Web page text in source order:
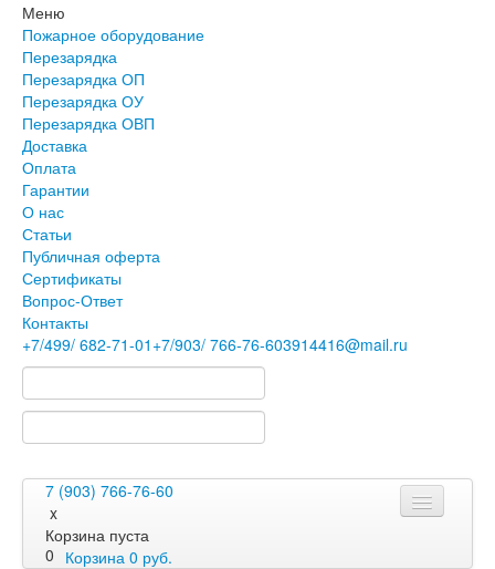
Меню
Пожарное оборудование
Перезарядка
Перезарядка ОП
Перезарядка ОУ
Перезарядка ОВП
Доставка
Оплата
Гарантии
О нас
Статьи
Публичная оферта
Сертификаты
Вопрос-Ответ
Контакты
+7/499/ 682-71-01 +7/903/ 766-76-603914416@mail.ru
7 (903) 766-76-60
x
Корзина пуста
0 Корзина 0 руб.